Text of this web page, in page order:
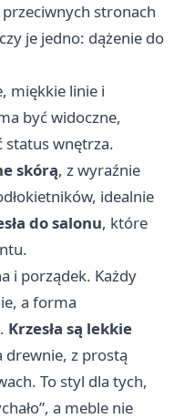
stronach
je jedno: dążenie do
miękkie linie i
być widoczne,
status wnętrza.
skórą, z wyraźnie
idealnie
do salonu, które
i porządek. Każdy
a forma
Krzesła są lekkie
drewnie, z prostą
To styl dla tych,
a meble nie